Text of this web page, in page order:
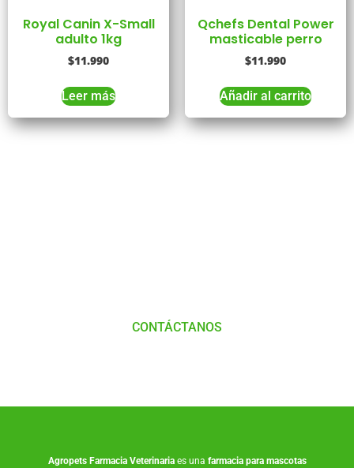
Royal Canin X-Small
adulto 1kg
$11.990
Leer más
Qchefs Dental Power
masticable perro
$11.990
Añadir al carrito
CONTÁCTANOS
Agropets Farmacia Veterinariaes una farmacia para mascotas